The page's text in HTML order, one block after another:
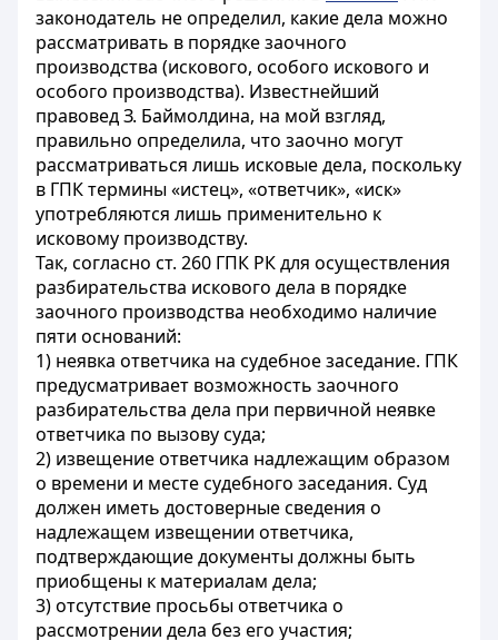
законодатель не определил, какие дела можно
рассматривать в порядке заочного
производства (искового, особого искового и
особого производства). Известнейший
правовед З. Баймолдина, на мой взгляд,
правильно определила, что заочно могут
рассматриваться лишь исковые дела, поскольку
в ГПК термины «истец», «ответчик», «иск»
употребляются лишь применительно к
исковому производству.
Так, согласно ст. 260 ГПК РК для осуществления
разбирательства искового дела в порядке
заочного производства необходимо наличие
пяти оснований:
1) неявка ответчика на судебное заседание. ГПК
предусматривает возможность заочного
разбирательства дела при первичной неявке
ответчика по вызову суда;
2) извещение ответчика надлежащим образом
о времени и месте судебного заседания. Суд
должен иметь достоверные сведения о
надлежащем извещении ответчика,
подтверждающие документы должны быть
приобщены к материалам дела;
3) отсутствие просьбы ответчика о
рассмотрении дела без его участия;